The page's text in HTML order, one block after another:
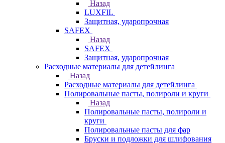
Назад
LUXFIL
Защитная, ударопрочная
SAFEX
Назад
SAFEX
Защитная, ударопрочная
Расходные материалы для детейлинга
Назад
Расходные материалы для детейлинга
Полировальные пасты, полироли и круги
Назад
Полировальные пасты, полироли и
круги
Полировальные пасты для фар
Бруски и подложки для шлифования